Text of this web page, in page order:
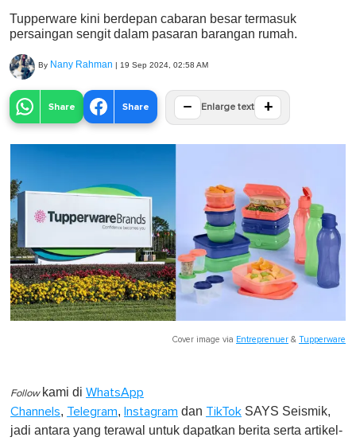
Tupperware kini berdepan cabaran besar termasuk
persaingan sengit dalam pasaran barangan rumah.
By Nany Rahman | 19 Sep 2024, 02:58 AM
Share Share − Enlarge text +
Cover image via Entreprenuer & Tupperware
Follow kami di WhatsApp
Channels, Telegram, Instagram dan TikTok SAYS Seismik,
jadi antara yang terawal untuk dapatkan berita serta artikel-